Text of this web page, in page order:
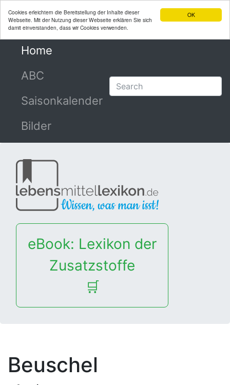
OK
Cookies erleichtern die Bereitstellung der Inhalte dieser
Webseite. Mit der Nutzung dieser Webseite erklären Sie sich
damit einverstanden, dass wir Cookies verwenden.
Home
ABC
Saisonkalender
Bilder
eBook: Lexikon der
Zusatzstoffe
🛒
Beuschel